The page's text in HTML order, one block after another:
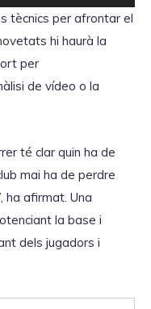
tècnics per afrontar el
hi haurà la
per
de vídeo o la
té clar quin ha de
mai ha de perdre
ha afirmat. Una
la base i
dels jugadors i